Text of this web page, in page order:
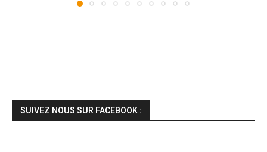
SUIVEZ NOUS SUR FACEBOOK :